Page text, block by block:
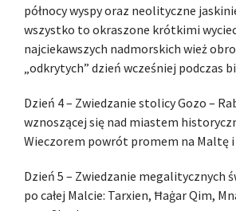
północy wyspy oraz neolityczne
wszystko to okraszone krótkimi
najciekawszych nadmorskich wież
„odkrytych” dzień wcześniej podczas
Dzień 4 – Zwiedzanie stolicy Gozo –
wznoszącej się nad miastem
Wieczorem powrót promem na Maltę
Dzień 5 – Zwiedzanie megalitycznych
po całej Malcie: Tarxien, Ħaġar Qim,